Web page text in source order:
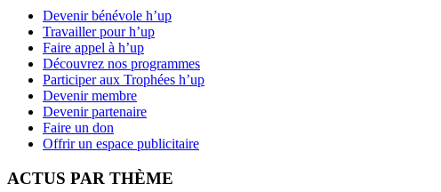
Devenir bénévole h’up
Travailler pour h’up
Faire appel à h’up
Découvrez nos programmes
Participer aux Trophées h’up
Devenir membre
Devenir partenaire
Faire un don
Offrir un espace publicitaire
ACTUS PAR THÈME